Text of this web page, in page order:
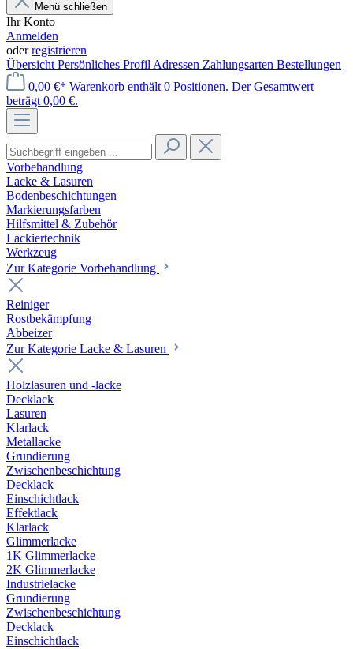
Menü schließen
Ihr Konto
Anmelden
oderregistrieren
Übersicht Persönliches Profil Adressen Zahlungsarten Bestellungen
0,00 €* Warenkorb enthält 0 Positionen. Der Gesamtwert
beträgt 0,00 €.
Vorbehandlung
Lacke & Lasuren
Bodenbeschichtungen
Markierungsfarben
Hilfsmittel & Zubehör
Lackiertechnik
Werkzeug
Zur Kategorie Vorbehandlung
Reiniger
Rostbekämpfung
Abbeizer
Zur Kategorie Lacke & Lasuren
Holzlasuren und -lacke
Decklack
Lasuren
Klarlack
Metallacke
Grundierung
Zwischenbeschichtung
Decklack
Einschichtlack
Effektlack
Klarlack
Glimmerlacke
1K Glimmerlacke
2K Glimmerlacke
Industrielacke
Grundierung
Zwischenbeschichtung
Decklack
Einschichtlack